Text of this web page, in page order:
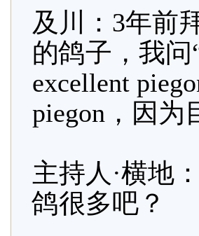
及川：3年前
的鸽子，我问
excellent
piegon，因为
主持人·横地
鸽很多吧？